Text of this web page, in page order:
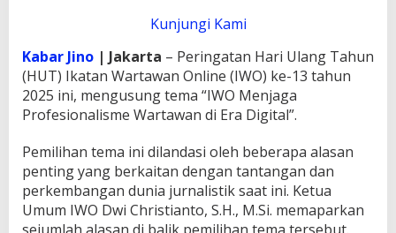
t
w
a
n
d
i
r
a
D
i
g
i
Kunjungi Kami
Kabar Jino | Jakarta – Peringatan Hari Ulang Tahun
(HUT) Ikatan Wartawan Online (IWO) ke-13 tahun
2025 ini, mengusung tema “IWO Menjaga
Profesionalisme Wartawan di Era Digital”.
Pemilihan tema ini dilandasi oleh beberapa alasan
penting yang berkaitan dengan tantangan dan
perkembangan dunia jurnalistik saat ini. Ketua
Umum IWO Dwi Christianto, S.H., M.Si. memaparkan